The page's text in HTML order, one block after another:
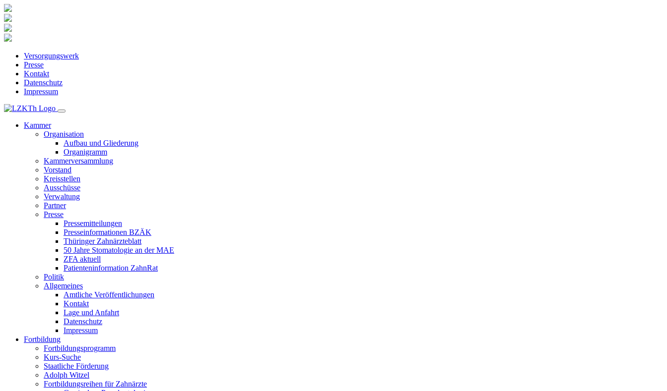
Versorgungswerk
Presse
Kontakt
Datenschutz
Impressum
Kammer
Organisation
Aufbau und Gliederung
Organigramm
Kammerversammlung
Vorstand
Kreisstellen
Ausschüsse
Verwaltung
Partner
Presse
Pressemitteilungen
Presseinformationen BZÄK
Thüringer Zahnärzteblatt
50 Jahre Stomatologie an der MAE
ZFA aktuell
Patienteninformation ZahnRat
Politik
Allgemeines
Amtliche Veröffentlichungen
Kontakt
Lage und Anfahrt
Datenschutz
Impressum
Fortbildung
Fortbildungsprogramm
Kurs-Suche
Staatliche Förderung
Adolph Witzel
Fortbildungsreihen für Zahnärzte